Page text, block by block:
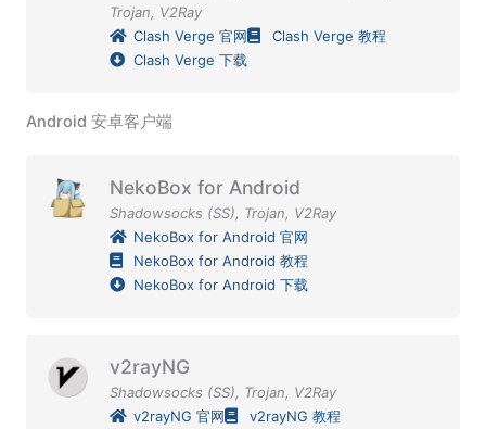
Trojan, V2Ray
Clash Verge 官网
Clash Verge 教程
Clash Verge 下载
Android 安卓客户端
NekoBox for Android
Shadowsocks (SS), Trojan, V2Ray
NekoBox for Android 官网
NekoBox for Android 教程
NekoBox for Android 下载
v2rayNG
Shadowsocks (SS), Trojan, V2Ray
v2rayNG 官网
v2rayNG 教程